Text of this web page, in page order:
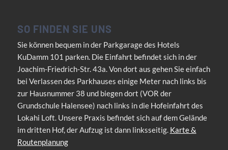
SO FINDEN SIE UNS
Sie können bequem in der Parkgarage des Hotels
KuDamm 101 parken. Die Einfahrt befindet sich in der
Joachim-Friedrich-Str. 43a. Von dort aus gehen Sie einfach
bei Verlassen des Parkhauses einige Meter nach links bis
zur Hausnummer 38 und biegen dort (VOR der
Grundschule Halensee) nach links in die Hofeinfahrt des
Lokahi Loft. Unsere Praxis befindet sich auf dem Gelände
im dritten Hof, der Aufzug ist dann linksseitig. Karte &
Routenplanung